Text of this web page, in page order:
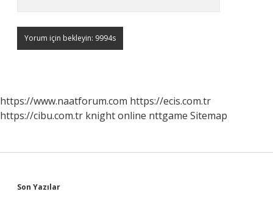
https://www.naatforum.com https://ecis.com.tr
https://cibu.com.tr knight online nttgame Sitemap
Son Yazılar